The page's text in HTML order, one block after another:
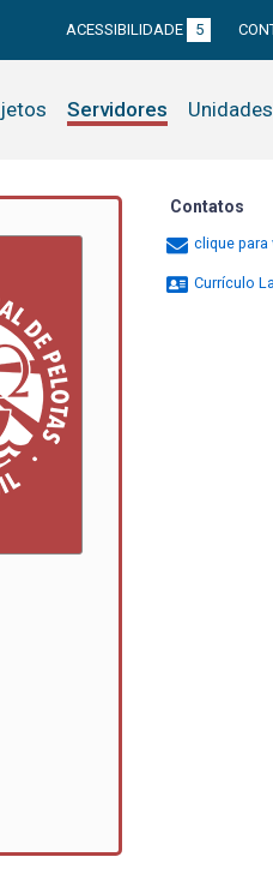
ACESSIBILIDADE 5
Servidores Unidades
Contatos
clique para
Currículo